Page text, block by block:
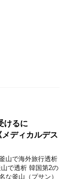
けるに
ディカルデス
山で海外旅行透析
で透析 韓国第2の
な釜山（プサン）